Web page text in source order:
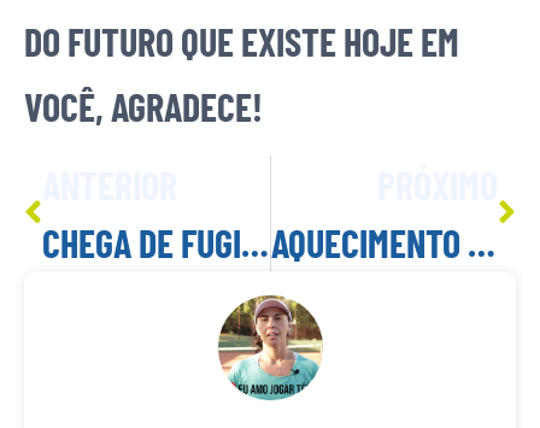
DO FUTURO QUE EXISTE HOJE EM
VOCÊ, AGRADECE!
CHEGA DE FUGIR DA ESQUERDA!!!
AQUECIMENTO NO TÊNIS